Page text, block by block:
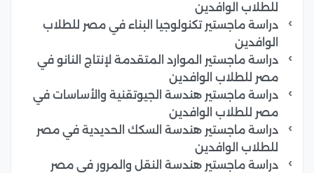
للطلاب الوافدين
دراسة ماجستير تكنولوجيا البناء في مصر للطلاب
الوافدين
دراسة ماجستير الموارد المتقدمة لإنتاج النانو في
مصر للطلاب الوافدين
دراسة ماجستير هندسة الجيوتقنية والأساسات في
مصر للطلاب الوافدين
دراسة ماجستير هندسة السكك الحديدية في مصر
للطلاب الوافدين
دراسة ماجستير هندسة النقل والمرور في مصر